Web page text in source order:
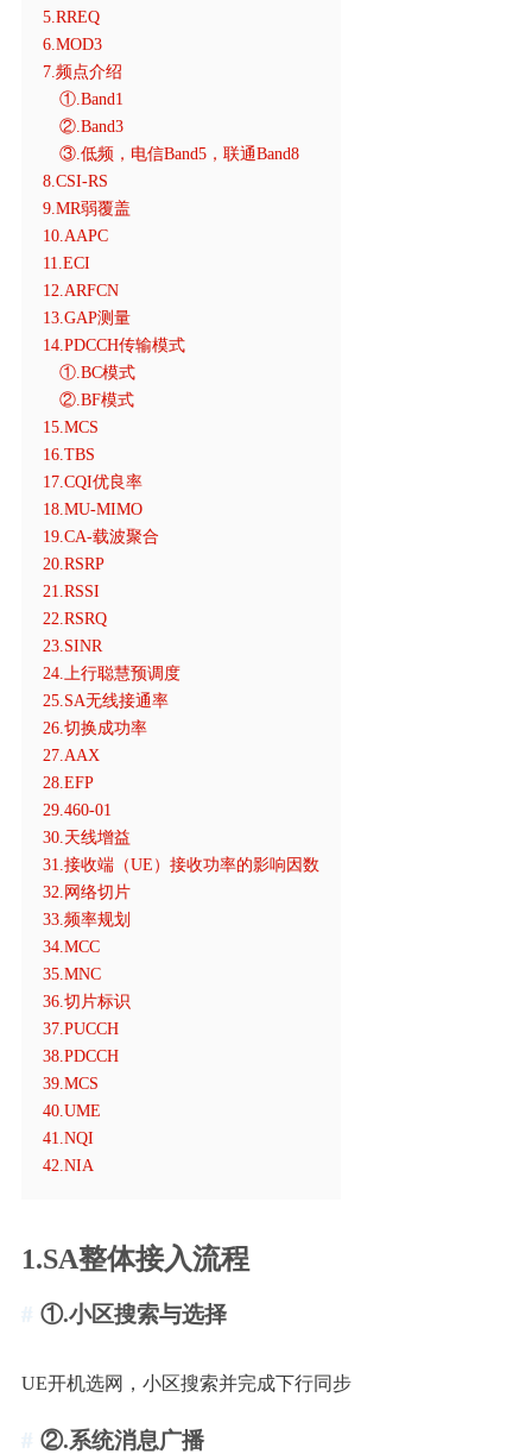
5.RREQ
6.MOD3
7.频点介绍
①.Band1
②.Band3
③.低频，电信Band5，联通Band8
8.CSI-RS
9.MR弱覆盖
10.AAPC
11.ECI
12.ARFCN
13.GAP测量
14.PDCCH传输模式
①.BC模式
②.BF模式
15.MCS
16.TBS
17.CQI优良率
18.MU-MIMO
19.CA-载波聚合
20.RSRP
21.RSSI
22.RSRQ
23.SINR
24.上行聪慧预调度
25.SA无线接通率
26.切换成功率
27.AAX
28.EFP
29.460-01
30.天线增益
31.接收端（UE）接收功率的影响因数
32.网络切片
33.频率规划
34.MCC
35.MNC
36.切片标识
37.PUCCH
38.PDCCH
39.MCS
40.UME
41.NQI
42.NIA
1.SA整体接入流程
①.小区搜索与选择
UE开机选网，小区搜索并完成下行同步
②.系统消息广播